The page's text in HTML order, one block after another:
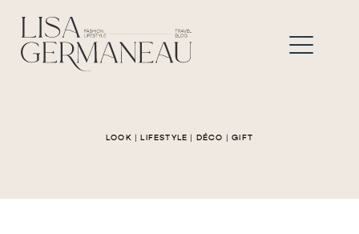
LOOK LIFESTYLE DÉCO |GIFT